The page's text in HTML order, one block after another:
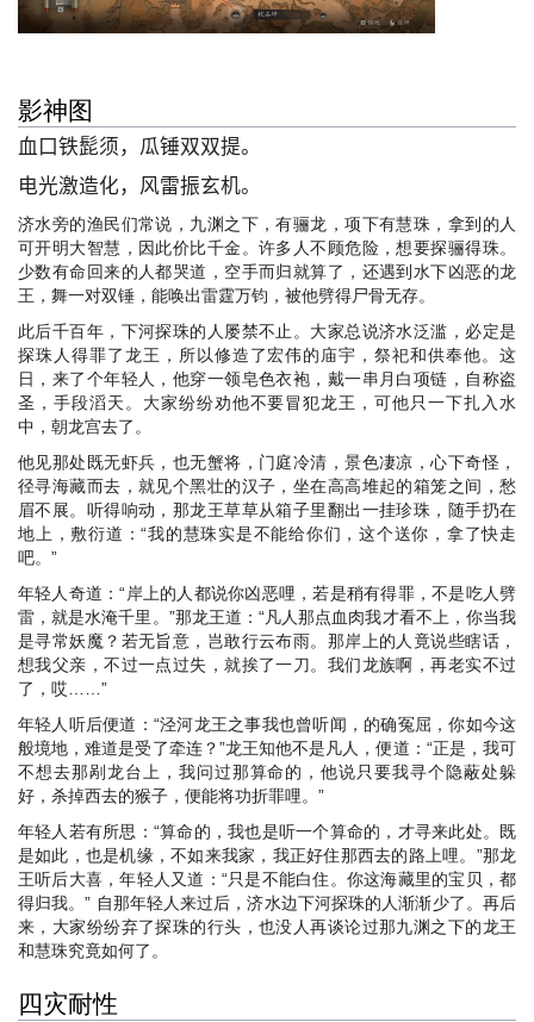
影神图
血口铁髭须，瓜锤双双提。
电光激造化，风雷振玄机。
济水旁的渔民们常说，九渊之下，有骊龙，项下有慧珠，拿到的人
可开明大智慧，因此价比千金。许多人不顾危险，想要探骊得珠。
少数有命回来的人都哭道，空手而归就算了，还遇到水下凶恶的龙
王，舞一对双锤，能唤出雷霆万钧，被他劈得尸骨无存。
此后千百年，下河探珠的人屡禁不止。大家总说济水泛滥，必定是
探珠人得罪了龙王，所以修造了宏伟的庙宇，祭祀和供奉他。这
日，来了个年轻人，他穿一领皂色衣袍，戴一串月白项链，自称盗
圣，手段滔天。大家纷纷劝他不要冒犯龙王，可他只一下扎入水
中，朝龙宫去了。
他见那处既无虾兵，也无蟹将，门庭冷清，景色凄凉，心下奇怪，
径寻海藏而去，就见个黑壮的汉子，坐在高高堆起的箱笼之间，愁
眉不展。听得响动，那龙王草草从箱子里翻出一挂珍珠，随手扔在
地上，敷衍道：“我的慧珠实是不能给你们，这个送你，拿了快走
吧。”
年轻人奇道：“岸上的人都说你凶恶哩，若是稍有得罪，不是吃人劈
雷，就是水淹千里。”那龙王道：“凡人那点血肉我才看不上，你当我
是寻常妖魔？若无旨意，岂敢行云布雨。那岸上的人竟说些瞎话，
想我父亲，不过一点过失，就挨了一刀。我们龙族啊，再老实不过
了，哎……”
年轻人听后便道：“泾河龙王之事我也曾听闻，的确冤屈，你如今这
般境地，难道是受了牵连？”龙王知他不是凡人，便道：“正是，我可
不想去那剐龙台上，我问过那算命的，他说只要我寻个隐蔽处躲
好，杀掉西去的猴子，便能将功折罪哩。”
年轻人若有所思：“算命的，我也是听一个算命的，才寻来此处。既
是如此，也是机缘，不如来我家，我正好住那西去的路上哩。”那龙
王听后大喜，年轻人又道：“只是不能白住。你这海藏里的宝贝，都
得归我。” 自那年轻人来过后，济水边下河探珠的人渐渐少了。再后
来，大家纷纷弃了探珠的行头，也没人再谈论过那九渊之下的龙王
和慧珠究竟如何了。
四灾耐性